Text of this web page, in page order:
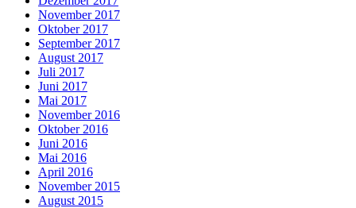
November 2017
Oktober 2017
September 2017
August 2017
Juli 2017
Juni 2017
Mai 2017
November 2016
Oktober 2016
Juni 2016
Mai 2016
April 2016
November 2015
August 2015